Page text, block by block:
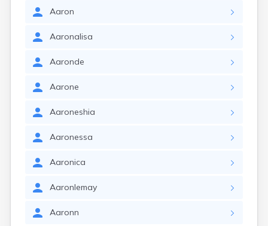
Aaron
Aaronalisa
Aaronde
Aarone
Aaroneshia
Aaronessa
Aaronica
Aaronlemay
Aaronn